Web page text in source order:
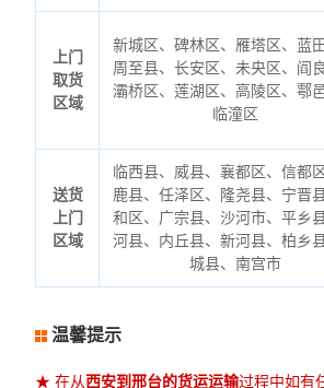
上门
取货
区域
新城区、碑林区、雁塔区、蓝田
周至县、长安区、未央区、阎良
灞桥区、莲湖区、高陵区、鄠邑
临潼区
送货
上门
区域
临西县、威县、襄都区、信都
鹿县、任泽区、隆尧县、宁晋
和区、广宗县、沙河市、平乡
河县、内丘县、新河县、柏乡
城县、南宫市
温馨提示
★ 在从西安到邢台的货运运输过程中如有